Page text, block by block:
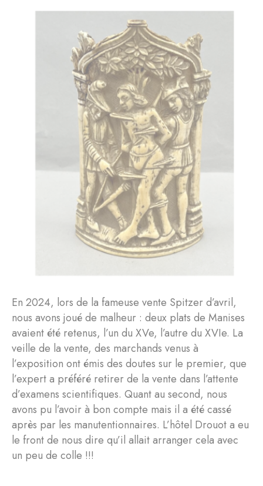
En 2024, lors de la fameuse vente Spitzer d’avril,
nous avons joué de malheur : deux plats de Manises
avaient été retenus, l’un du XVe, l’autre du XVIe. La
veille de la vente, des marchands venus à
l’exposition ont émis des doutes sur le premier, que
l’expert a préféré retirer de la vente dans l’attente
d’examens scientifiques. Quant au second, nous
avons pu l’avoir à bon compte mais il a été cassé
après par les manutentionnaires. L’hôtel Drouot a eu
le front de nous dire qu’il allait arranger cela avec
un peu de colle !!!